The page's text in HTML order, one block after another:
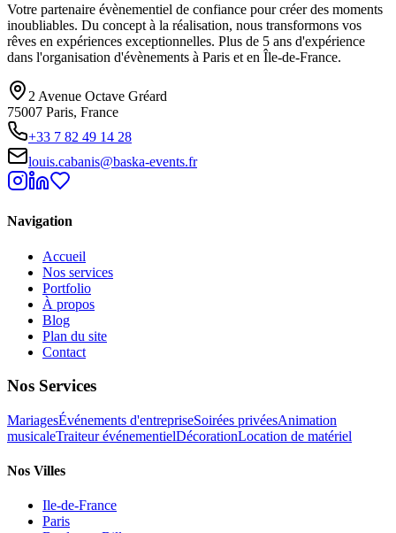
Votre partenaire évènementiel de confiance pour créer des moments
inoubliables. Du concept à la réalisation, nous transformons vos
rêves en expériences exceptionnelles. Plus de 5 ans d'expérience
dans l'organisation d'évènements à Paris et en Île-de-France.
2 Avenue Octave Gréard
75007 Paris, France
+33 7 82 49 14 28
louis.cabanis@baska-events.fr
Navigation
Accueil
Nos services
Portfolio
À propos
Blog
Plan du site
Contact
Nos Services
MariagesÉvénements d'entrepriseSoirées privéesAnimation
musicaleTraiteur événementielDécorationLocation de matériel
Nos Villes
Ile-de-France
Paris